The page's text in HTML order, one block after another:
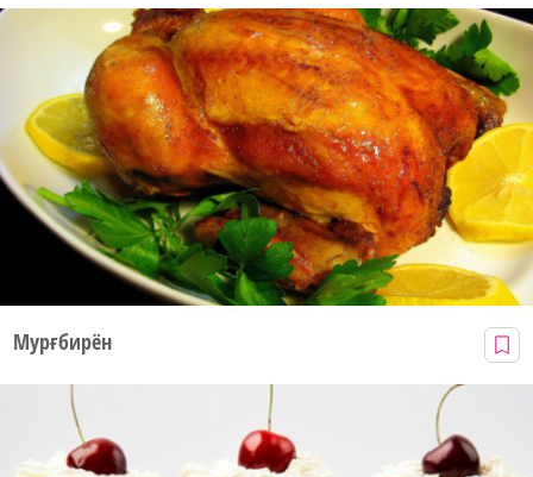
Мурғбирён